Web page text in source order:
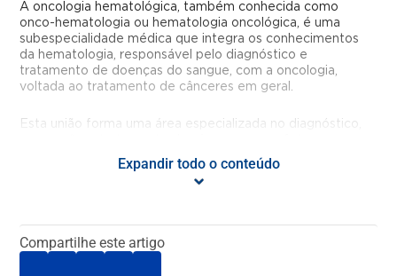
A oncologia hematológica, também conhecida como
onco-hematologia ou hematologia oncológica, é uma
subespecialidade médica que integra os conhecimentos
da hematologia, responsável pelo diagnóstico e
tratamento de doenças do sangue, com a oncologia,
voltada ao tratamento de cânceres em geral.
Esta união forma uma área especializada no diagnóstico,
sangue e o sistema linfático, como a leucemia, que
compromete diretamente as células sanguíneas, e o
mieloma múltiplo, um tipo de câncer que atinge células de
Qual é a formação do onco-
Expandir todo o conteúdo
Compartilhe este artigo